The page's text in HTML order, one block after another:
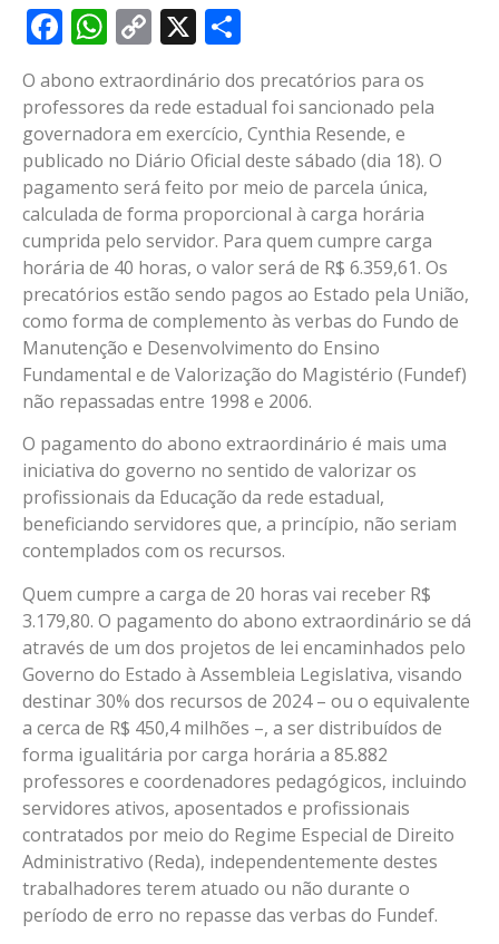
Facebook
WhatsApp
Copy
Link
X
O abono extraordinário dos precatórios para os
professores da rede estadual foi sancionado pela
governadora em exercício, Cynthia Resende, e
publicado no Diário Oficial deste sábado (dia 18). O
pagamento será feito por meio de parcela única,
calculada de forma proporcional à carga horária
cumprida pelo servidor. Para quem cumpre carga
horária de 40 horas, o valor será de R$ 6.359,61. Os
precatórios estão sendo pagos ao Estado pela União,
como forma de complemento às verbas do Fundo de
Manutenção e Desenvolvimento do Ensino
Fundamental e de Valorização do Magistério (Fundef)
não repassadas entre 1998 e 2006.
O pagamento do abono extraordinário é mais uma
iniciativa do governo no sentido de valorizar os
profissionais da Educação da rede estadual,
beneficiando servidores que, a princípio, não seriam
contemplados com os recursos.
Quem cumpre a carga de 20 horas vai receber R$
3.179,80. O pagamento do abono extraordinário se dá
através de um dos projetos de lei encaminhados pelo
Governo do Estado à Assembleia Legislativa, visando
destinar 30% dos recursos de 2024 – ou o equivalente
a cerca de R$ 450,4 milhões –, a ser distribuídos de
forma igualitária por carga horária a 85.882
professores e coordenadores pedagógicos, incluindo
servidores ativos, aposentados e profissionais
contratados por meio do Regime Especial de Direito
Administrativo (Reda), independentemente destes
trabalhadores terem atuado ou não durante o
período de erro no repasse das verbas do Fundef.